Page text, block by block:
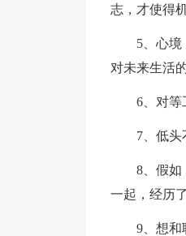
志，才使得
5、心
对未来生活
6、对等
7、低头
8、假如
一起，经历
9、想和